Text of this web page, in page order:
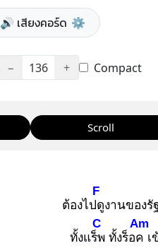
🔊 เสียงคอร์ด ⚙️
− 136 + Compact
Scroll
ต้องไปดู
F
งานของรั
ทั้งแร็พ
C
ทั้งร็อค
Am
เ